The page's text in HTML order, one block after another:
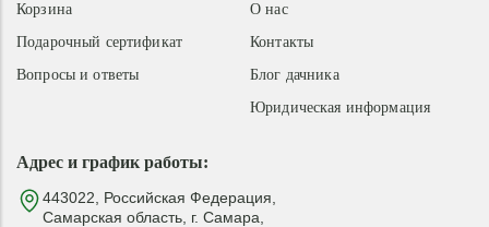
Адрес и график работы:
443022, Российская Федерация,
Самарская область, г. Самара,
О нас
Контакты
Блог дачника
Юридическая информация
Корзина
Подарочный сертификат
Вопросы и ответы